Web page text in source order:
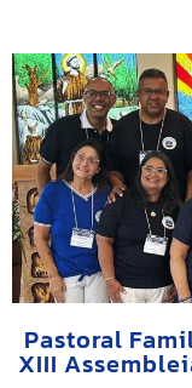
Pastoral
XIII